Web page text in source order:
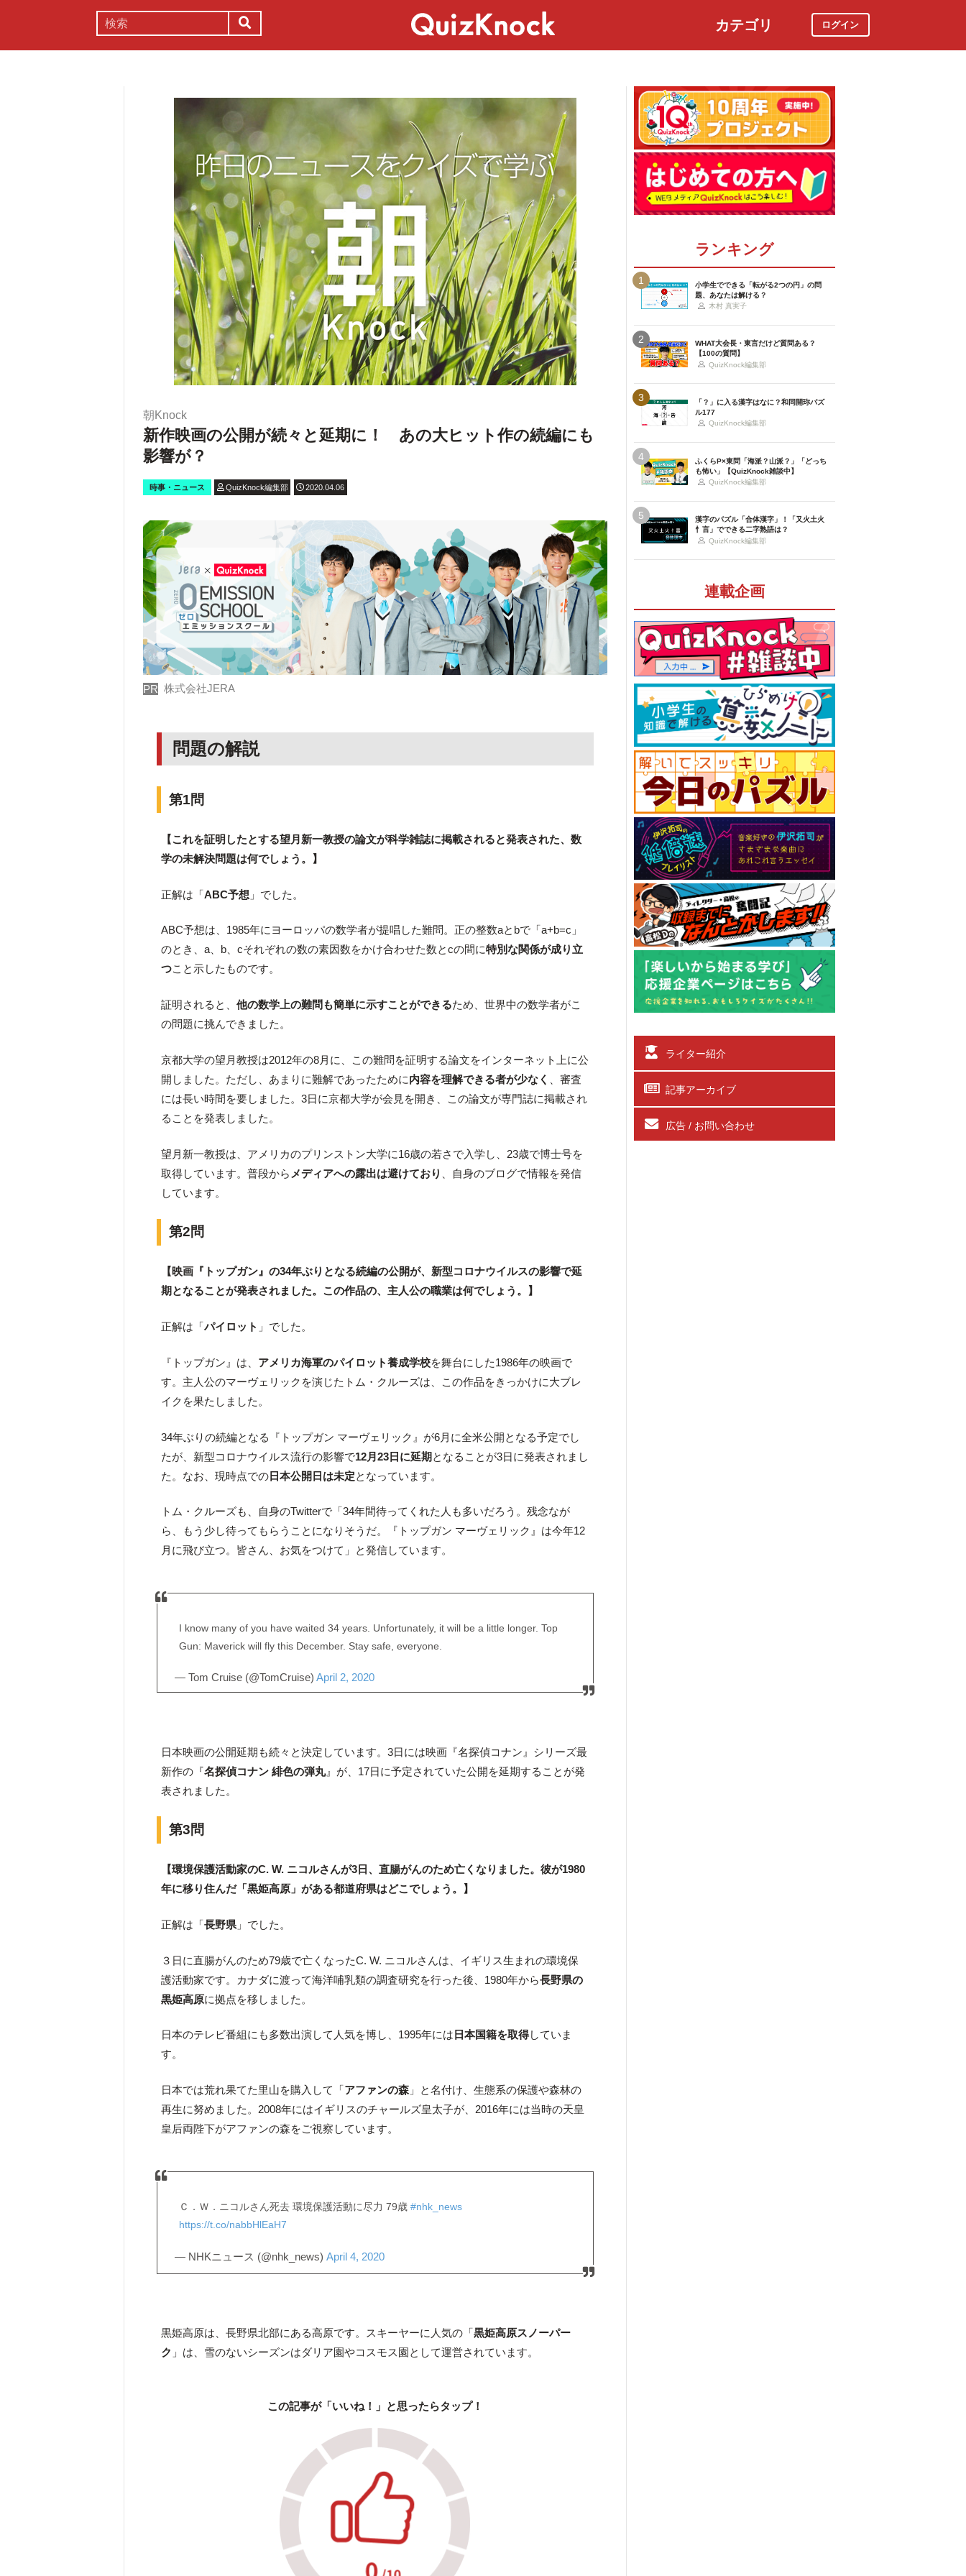
カテゴリ ログイン
朝Knock
新作映画の公開が続々と延期に！ あの大ヒット作の続編にも
影響が？
時事・ニュース QuizKnock編集部 2020.04.06
PR 株式会社JERA
問題の解説
第1問
【これを証明したとする望月新一教授の論文が科学雑誌に掲載されると発表された、数
学の未解決問題は何でしょう。】
正解は「ABC予想 」でした。
ABC予想は、1985年にヨーロッパの数学者が提唱した難問。正の整数aとbで「a+b=c」
のとき、a、b、cそれぞれの数の素因数をかけ合わせた数とcの間に特別な関係が成り立
つこと示したものです。
証明されると、他の数学上の難問も簡単に示すことができるため、世界中の数学者がこ
の問題に挑んできました。
京都大学の望月教授は2012年の8月に、この難問を証明する論文をインターネット上に公
開しました。ただし、あまりに難解であったために内容を理解できる者が少なく
、審査
には長い時間を要しました。3日に京都大学が会見を開き、この論文が専門誌に掲載され
ることを発表しました。
望月新一教授は、アメリカのプリンストン大学に16歳の若さで入学し、23歳で博士号を
取得しています。普段から メディアへの露出は避けており
、自身のブログで情報を発信
しています。
第2問
【映画『トップガン』の34年ぶりとなる続編の公開が、新型コロナウイルスの影響で延
期となることが発表されました。この作品の、主人公の職業は何でしょう。】
正解は「パイロット 」でした。
『トップガン』は、 アメリカ海軍のパイロット養成学校を舞台にした1986年の映画で
す。主人公のマーヴェリックを演じたトム・クルーズは、この作品をきっかけに大ブレ
イクを果たしました。
34年ぶりの続編となる『トップガン マーヴェリック』が6月に全米公開となる予定でし
たが、新型コロナウイルス流行の影響で12月23日に延期 となることが3日に発表されまし
た。なお、現時点での 日本公開日は未定となっています。
トム・クルーズも、自身のTwitterで「34年間待ってくれた人も多いだろう。残念なが
ら、もう少し待ってもらうことになりそうだ。『トップガン マーヴェリック』は今年12
月に飛び立つ。皆さん、お気をつけて」と発信しています。
I know many of you have waited 34 years. Unfortunately, it will be a little longer. Top
Gun: Maverick will fly this December. Stay safe, everyone.
— Tom Cruise (@TomCruise)April 2, 2020
日本映画の公開延期も続々と決定しています。3日には映画『名探偵コナン』シリーズ最
新作の『名探偵コナン 緋色の弾丸』が、17日に予定されていた公開を延期することが発
表されました。
第3問
【環境保護活動家のC. W. ニコルさんが3日、直腸がんのため亡くなりました。彼が1980
年に移り住んだ「黒姫高原」がある都道府県はどこでしょう。】
正解は「長野県 」でした。
３日に直腸がんのため79歳で亡くなったC. W. ニコルさんは、イギリス生まれの環境保
護活動家です。カナダに渡って海洋哺乳類の調査研究を行った後、1980年から長野県の
黒姫高原に拠点を移しました。
日本のテレビ番組にも多数出演して人気を博し、1995年には 日本国籍を取得していま
す。
日本では荒れ果てた里山を購入して「アファンの森 」と名付け、生態系の保護や森林の
再生に努めました。2008年にはイギリスのチャールズ皇太子が、2016年には当時の天皇
皇后両陛下がアファンの森をご視察しています。
Ｃ．Ｗ．ニコルさん死去 環境保護活動に尽力 79歳#nhk_news
https://t.co/nabbHlEaH7
— NHKニュース (@nhk_news)April 4, 2020
黒姫高原は、長野県北部にある高原です。スキーヤーに人気の「黒姫高原スノーパー
ク 」は、雪のないシーズンはダリア園やコスモス園として運営されています。
この記事が「いいね！」と思ったらタップ！
ランキング
1
小学生でできる「転がる2つの円」の問
題、あなたは解ける？
木村 真実子
2
WHAT大会長・東言だけど質問ある？
【100の質問】
QuizKnock編集部
3
「？」に入る漢字はなに？和同開珎パズ
ル177
QuizKnock編集部
4
ふくらP×東問「海派？山派？」「どっち
も怖い」【QuizKnock雑談中】
QuizKnock編集部
5
漢字のパズル「合体漢字」！「又火土火
忄言」でできる二字熟語は？
QuizKnock編集部
連載企画
ライター紹介
記事アーカイブ
広告 / お問い合わせ